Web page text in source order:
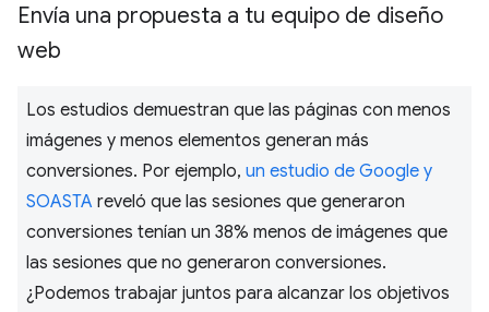
Envía una propuesta a tu equipo de diseño
web
Los estudios demuestran que las páginas con menos
imágenes y menos elementos generan más
conversiones. Por ejemplo, un estudio de Google y
SOASTA reveló que las sesiones que generaron
conversiones tenían un 38% menos de imágenes que
las sesiones que no generaron conversiones.
¿Podemos trabajar juntos para alcanzar los objetivos